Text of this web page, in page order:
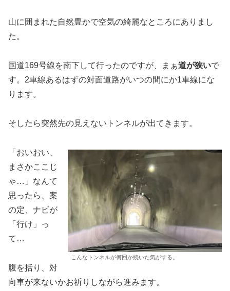
山に囲まれた自然豊かで空気の綺麗なところにありまし
た。
国道169号線を南下して行ったのですが、まぁ道が狭いで
す。2車線あるはずの対面道路がいつの間にか1車線にな
ります。
そしたら突然先の見えないトンネルが出てきます。
こんなトンネルが何回か続いた気がする。
「おいおい、
まさかここじ
ゃ…」なんて
思ったら、案
の定、ナビが
「行け」っ
て…
腹を括り、対
向車が来ないかお祈りしながら進みます。